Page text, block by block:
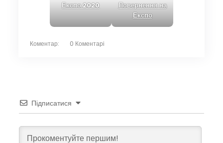
Експо 2020
Повернення на
Експо
Коментар: 0 Коментарі
Підписатися